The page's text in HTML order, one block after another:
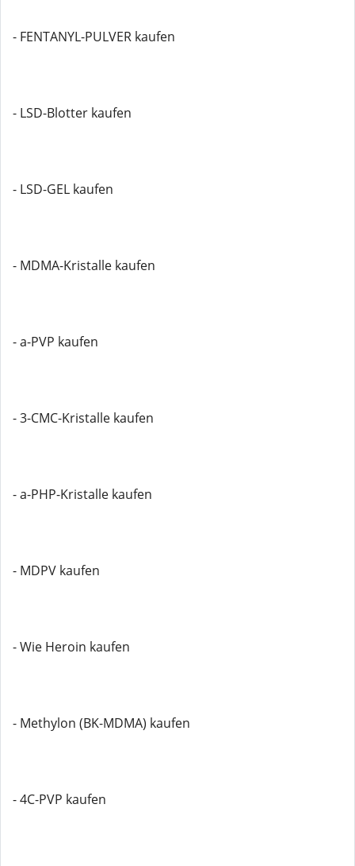
- FENTANYL-PULVER kaufen
- LSD-Blotter kaufen
- LSD-GEL kaufen
- MDMA-Kristalle kaufen
- a-PVP kaufen
- 3-CMC-Kristalle kaufen
- a-PHP-Kristalle kaufen
- MDPV kaufen
- Wie Heroin kaufen
- Methylon (BK-MDMA) kaufen
- 4C-PVP kaufen